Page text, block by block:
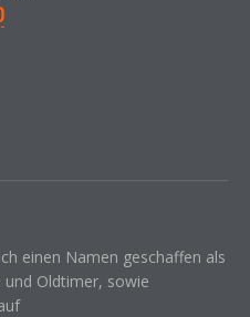
einen Namen geschaffen als
und Oldtimer, sowie